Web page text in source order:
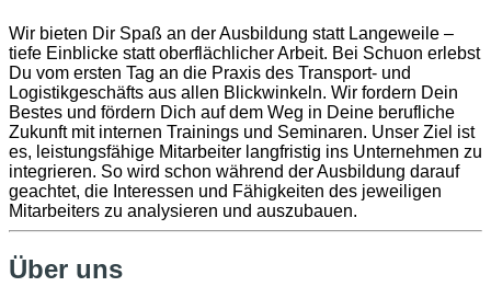
Wir bieten Dir Spaß an der Ausbildung statt Langeweile –
tiefe Einblicke statt oberflächlicher Arbeit. Bei Schuon erlebst
Du vom ersten Tag an die Praxis des Transport- und
Logistikgeschäfts aus allen Blickwinkeln. Wir fordern Dein
Bestes und fördern Dich auf dem Weg in Deine berufliche
Zukunft mit internen Trainings und Seminaren. Unser Ziel ist
es, leistungsfähige Mitarbeiter langfristig ins Unternehmen zu
integrieren. So wird schon während der Ausbildung darauf
geachtet, die Interessen und Fähigkeiten des jeweiligen
Mitarbeiters zu analysieren und auszubauen.
Über uns